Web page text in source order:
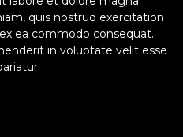
quis nostrud exercitation
ea commodo consequat.
in voluptate velit esse